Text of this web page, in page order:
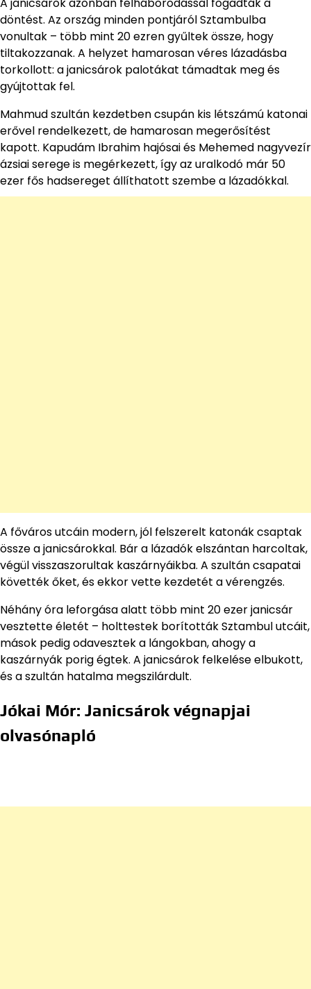
döntést. Az ország minden pontjáról Sztambulba
vonultak – több mint 20 ezren gyűltek össze, hogy
tiltakozzanak. A helyzet hamarosan véres lázadásba
torkollott: a janicsárok palotákat támadtak meg és
gyújtottak fel.
Mahmud szultán kezdetben csupán kis létszámú katonai
erővel rendelkezett, de hamarosan megerősítést
kapott. Kapudám Ibrahim hajósai és Mehemed nagyvezír
ázsiai serege is megérkezett, így az uralkodó már 50
ezer fős hadsereget állíthatott szembe a lázadókkal.
A főváros utcáin modern, jól felszerelt katonák csaptak
össze a janicsárokkal. Bár a lázadók elszántan harcoltak,
végül visszaszorultak kaszárnyáikba. A szultán csapatai
követték őket, és ekkor vette kezdetét a vérengzés.
Néhány óra leforgása alatt több mint 20 ezer janicsár
vesztette életét – holttestek borították Sztambul utcáit,
mások pedig odavesztek a lángokban, ahogy a
kaszárnyák porig égtek. A janicsárok felkelése elbukott,
és a szultán hatalma megszilárdult.
Jókai Mór: Janicsárok végnapjai
olvasónapló